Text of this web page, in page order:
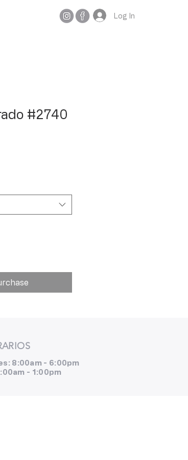
Log In
#2740
8:00am - 6:00pm
- 1:00pm